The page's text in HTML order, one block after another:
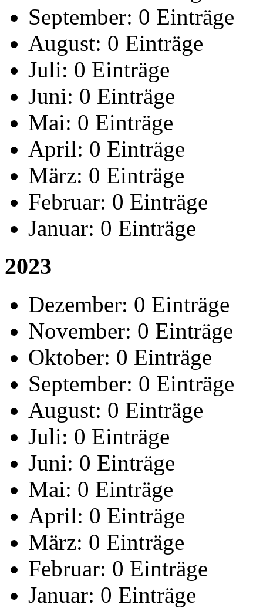
September: 0 Einträge
August: 0 Einträge
Juli: 0 Einträge
Juni: 0 Einträge
Mai: 0 Einträge
April: 0 Einträge
März: 0 Einträge
Februar: 0 Einträge
Januar: 0 Einträge
2023
Dezember: 0 Einträge
November: 0 Einträge
Oktober: 0 Einträge
September: 0 Einträge
August: 0 Einträge
Juli: 0 Einträge
Juni: 0 Einträge
Mai: 0 Einträge
April: 0 Einträge
März: 0 Einträge
Februar: 0 Einträge
Januar: 0 Einträge